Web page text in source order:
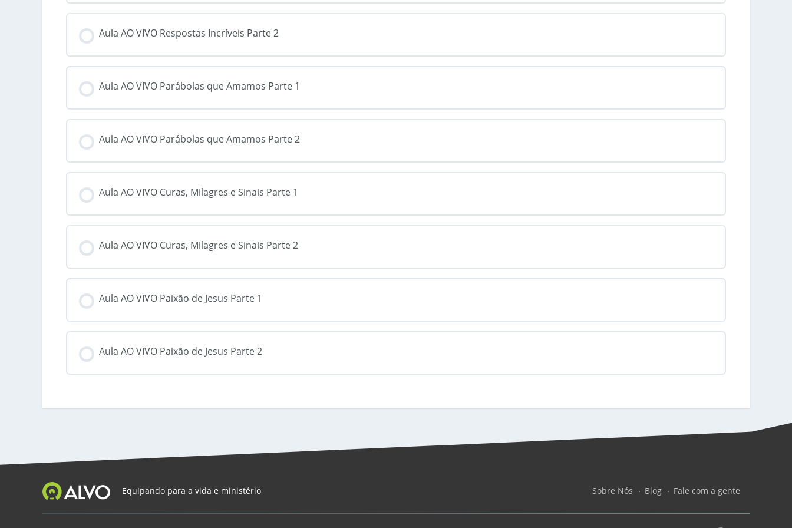
Aula AO VIVO Respostas Incríveis Parte 2
Aula AO VIVO Parábolas que Amamos Parte 1
Aula AO VIVO Parábolas que Amamos Parte 2
Aula AO VIVO Curas, Milagres e Sinais Parte 1
Aula AO VIVO Curas, Milagres e Sinais Parte 2
Aula AO VIVO Paixão de Jesus Parte 1
Aula AO VIVO Paixão de Jesus Parte 2
Equipando para a vida e ministério Sobre Nós Blog Fale com a gente